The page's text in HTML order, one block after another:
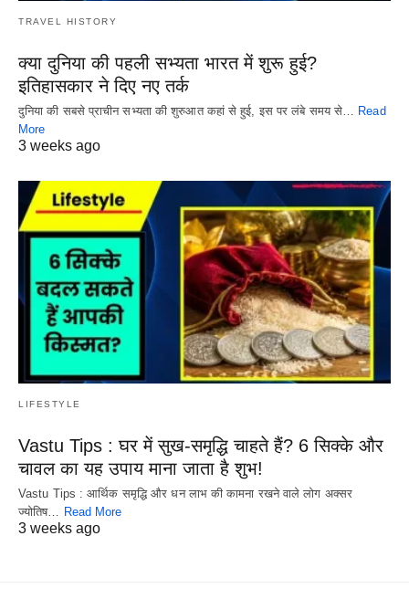
TRAVEL HISTORY
क्या दुनिया की पहली सभ्यता भारत में शुरू हुई?
इतिहासकार ने दिए नए तर्क
दुनिया की सबसे प्राचीन सभ्यता की शुरुआत कहां से हुई, इस पर लंबे समय से… Read
More
3 weeks ago
LIFESTYLE
Vastu Tips : घर में सुख-समृद्धि चाहते हैं? 6 सिक्के और
चावल का यह उपाय माना जाता है शुभ!
Vastu Tips : आर्थिक समृद्धि और धन लाभ की कामना रखने वाले लोग अक्सर
ज्योतिष… Read More
3 weeks ago